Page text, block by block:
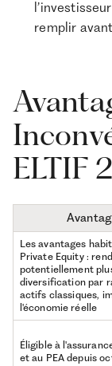
remplir
ELTIF
Les avantages
Private Equity :
potentiellement
diversification par
actifs classiques,
l'économie réelle
Éligible à
et au PEA depuis